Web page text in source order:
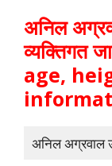
अनिल
व्यक्तिगत
age,
अनिल अग्रवाल